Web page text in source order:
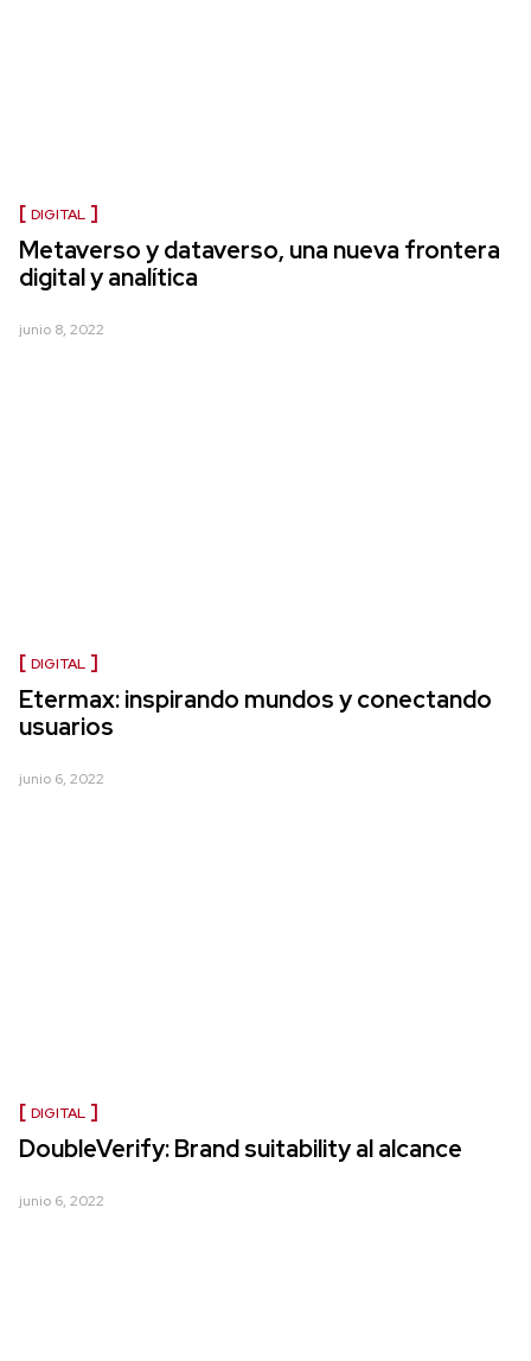
DIGITAL
Metaverso y dataverso, una nueva frontera
digital y analítica
junio 8, 2022
DIGITAL
Etermax: inspirando mundos y conectando
usuarios
junio 6, 2022
DIGITAL
DoubleVerify: Brand suitability al alcance
junio 6, 2022